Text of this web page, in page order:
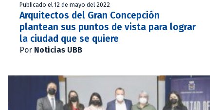
Publicado el 12 de mayo del 2022
Arquitectos del Gran Concepción
plantean sus puntos de vista para lograr
la ciudad que se quiere
Por Noticias UBB